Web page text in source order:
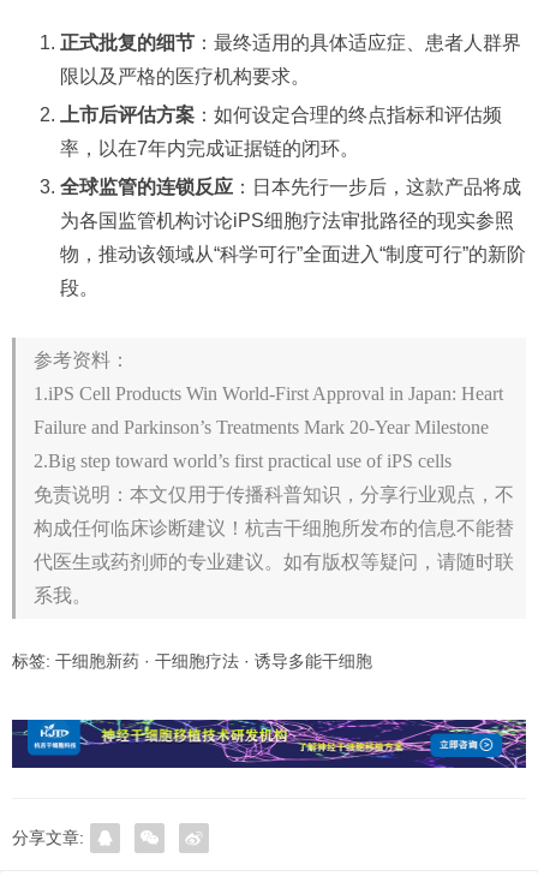
正式批复的细节 ：最终适用的具体适应症、患者人群界
限以及严格的医疗机构要求。
上市后评估方案 ：如何设定合理的终点指标和评估频
率，以在7年内完成证据链的闭环。
全球监管的连锁反应 ：日本先行一步后，这款产品将成
为各国监管机构讨论iPS细胞疗法审批路径的现实参照
物，推动该领域从“科学可行”全面进入“制度可行”的新阶
段。
参考资料：
1.iPS Cell Products Win World-First Approval in Japan: Heart
Failure and Parkinson’s Treatments Mark 20-Year Milestone
2.Big step toward world’s first practical use of iPS cells
免责说明：本文仅用于传播科普知识，分享行业观点，不
构成任何临床诊断建议！杭吉干细胞所发布的信息不能替
代医生或药剂师的专业建议。如有版权等疑问，请随时联
系我。
标签: 干细胞新药 · 干细胞疗法 · 诱导多能干细胞
分享文章: